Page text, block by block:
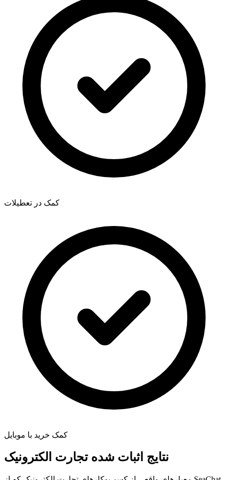
کمک در تعطیلات
کمک خرید با موبایل
نتایج اثبات شده تجارت الکترونیک